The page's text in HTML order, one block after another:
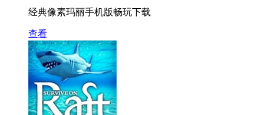
经典像素玛丽手机版畅玩下载
查看